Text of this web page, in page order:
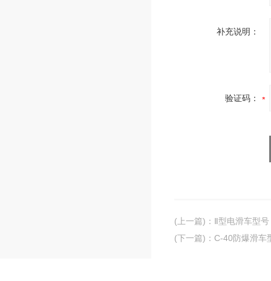
补充说明：
验证码：
(上一篇) ： Ⅱ型电滑车型号
(下一篇) ： C-40防爆滑车